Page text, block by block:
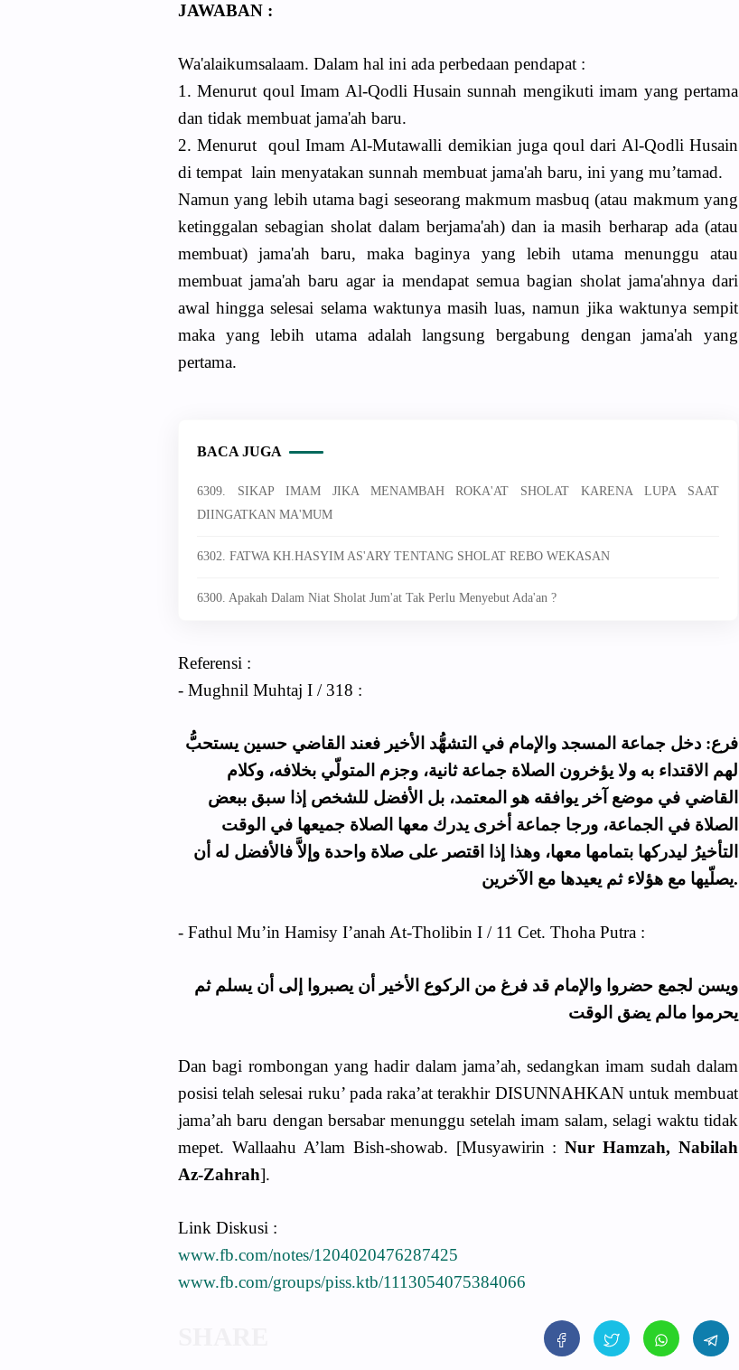
JAWABAN :
Wa'alaikumsalaam. Dalam hal ini ada perbedaan pendapat :
1. Menurut qoul Imam Al-Qodli Husain sunnah mengikuti imam yang pertama
dan tidak membuat jama'ah baru.
2. Menurut qoul Imam Al-Mutawalli demikian juga qoul dari Al-Qodli Husain
di tempat lain menyatakan sunnah membuat jama'ah baru, ini yang mu’tamad.
Namun yang lebih utama bagi seseorang makmum masbuq (atau makmum yang
ketinggalan sebagian sholat dalam berjama'ah) dan ia masih berharap ada (atau
membuat) jama'ah baru, maka baginya yang lebih utama menunggu atau
membuat jama'ah baru agar ia mendapat semua bagian sholat jama'ahnya dari
awal hingga selesai selama waktunya masih luas, namun jika waktunya sempit
maka yang lebih utama adalah langsung bergabung dengan jama'ah yang
pertama.
BACA JUGA
6309. SIKAP IMAM JIKA MENAMBAH ROKA'AT SHOLAT KARENA LUPA SAAT
DIINGATKAN MA'MUM
6302. FATWA KH.HASYIM AS'ARY TENTANG SHOLAT REBO WEKASAN
6300. Apakah Dalam Niat Sholat Jum'at Tak Perlu Menyebut Ada'an ?
Referensi :
- Mughnil Muhtaj I / 318 :
فرع: دخل جماعة المسجد والإمام في التشهُّد الأخير فعند القاضي حسين يستحبُّ
لهم الاقتداء به ولا يؤخرون الصلاة جماعة ثانية، وجزم المتولّي بخلافه، وكلام
القاضي في موضع آخر يوافقه هو المعتمد، بل الأفضل للشخص إذا سبق ببعض
الصلاة في الجماعة، ورجا جماعة أخرى يدرك معها الصلاة جميعها في الوقت
التأخيرُ ليدركها بتمامها معها، وهذا إذا اقتصر على صلاة واحدة وإلاَّ فالأفضل له أن
يصلّيها مع هؤلاء ثم يعيدها مع الآخرين.
- Fathul Mu’in Hamisy I’anah At-Tholibin I / 11 Cet. Thoha Putra :
ويسن لجمع حضروا والإمام قد فرغ من الركوع الأخير أن يصبروا إلى أن يسلم ثم
يحرموا مالم يضق الوقت
Dan bagi rombongan yang hadir dalam jama’ah, sedangkan imam sudah dalam
posisi telah selesai ruku’ pada raka’at terakhir DISUNNAHKAN untuk membuat
jama’ah baru dengan bersabar menunggu setelah imam salam, selagi waktu tidak
mepet. Wallaahu A’lam Bish-showab. [Musyawirin :Nur Hamzah, Nabilah
Az-Zahrah].
Link Diskusi :
www.fb.com/notes/1204020476287425
www.fb.com/groups/piss.ktb/1113054075384066